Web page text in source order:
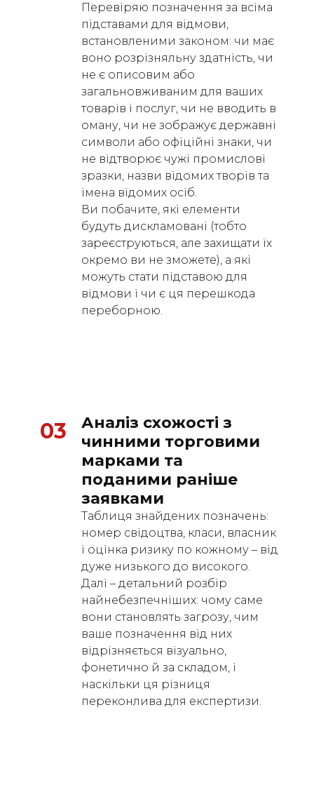
Перевіряю позначення за всіма
підставами для відмови,
встановленими законом: чи має
воно розрізняльну здатність, чи
не є описовим або
загальновживаним для ваших
товарів і послуг, чи не вводить в
оману, чи не зображує державні
символи або офіційні знаки, чи
не відтворює чужі промислові
зразки, назви відомих творів та
імена відомих осіб.
Ви побачите, які елементи
будуть дискламовані (тобто
зареєструються, але захищати їх
окремо ви не зможете), а які
можуть стати підставою для
відмови і чи є ця перешкода
переборною.
03
Аналіз схожості з
чинними торговими
марками та
поданими раніше
заявками
Таблиця знайдених позначень:
номер свідоцтва, класи, власник
і оцінка ризику по кожному – від
дуже низького до високого.
Далі – детальний розбір
найнебезпечніших: чому саме
вони становлять загрозу, чим
ваше позначення від них
відрізняється візуально,
фонетично й за складом, і
наскільки ця різниця
переконлива для експертизи.